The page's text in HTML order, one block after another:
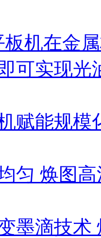
机在金
可实现光
赋能规模
匀 焕图
墨滴技术